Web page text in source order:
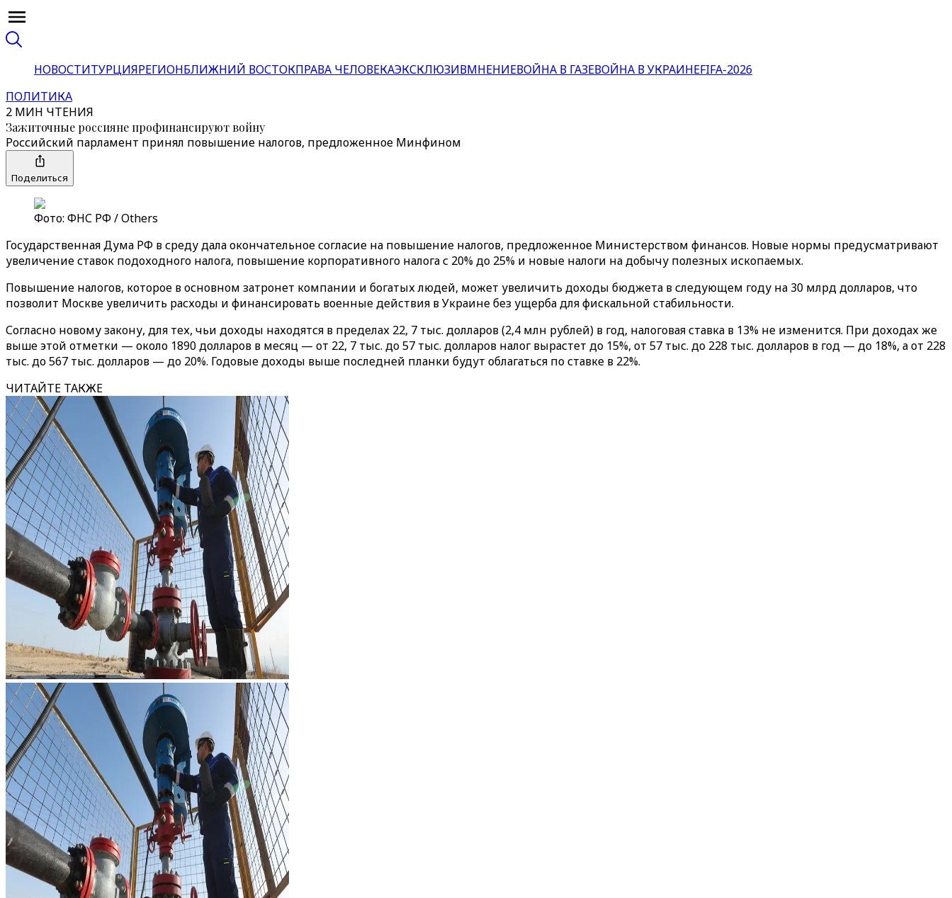
НОВОСТИТУРЦИЯРЕГИОНБЛИЖНИЙ ВОСТОКПРАВА ЧЕЛОВЕКАЭКСКЛЮЗИВМНЕНИЕВОЙНА В ГАЗЕВОЙНА В УКРАИНЕFIFA-2026
ПОЛИТИКА
2 МИН ЧТЕНИЯ
Зажиточные россияне профинансируют войну
Российский парламент принял повышение налогов, предложенное Минфином
Поделиться
Фото: ФНС РФ / Others
Государственная Дума РФ в среду дала окончательное согласие на повышение налогов, предложенное Министерством финансов. Новые нормы предусматривают
увеличение ставок подоходного налога, повышение корпоративного налога с 20% до 25% и новые налоги на добычу полезных ископаемых.
Повышение налогов, которое в основном затронет компании и богатых людей, может увеличить доходы бюджета в следующем году на 30 млрд долларов, что
позволит Москве увеличить расходы и финансировать военные действия в Украине без ущерба для фискальной стабильности.
Согласно новому закону, для тех, чьи доходы находятся в пределах 22, 7 тыс. долларов (2,4 млн рублей) в год, налоговая ставка в 13% не изменится. При доходах же
выше этой отметки — около 1890 долларов в месяц — от 22, 7 тыс. до 57 тыс. долларов налог вырастет до 15%, от 57 тыс. до 228 тыс. долларов в год — до 18%, а от 228
тыс. до 567 тыс. долларов — до 20%. Годовые доходы выше последней планки будут облагаться по ставке в 22%.
ЧИТАЙТЕ ТАКЖЕ